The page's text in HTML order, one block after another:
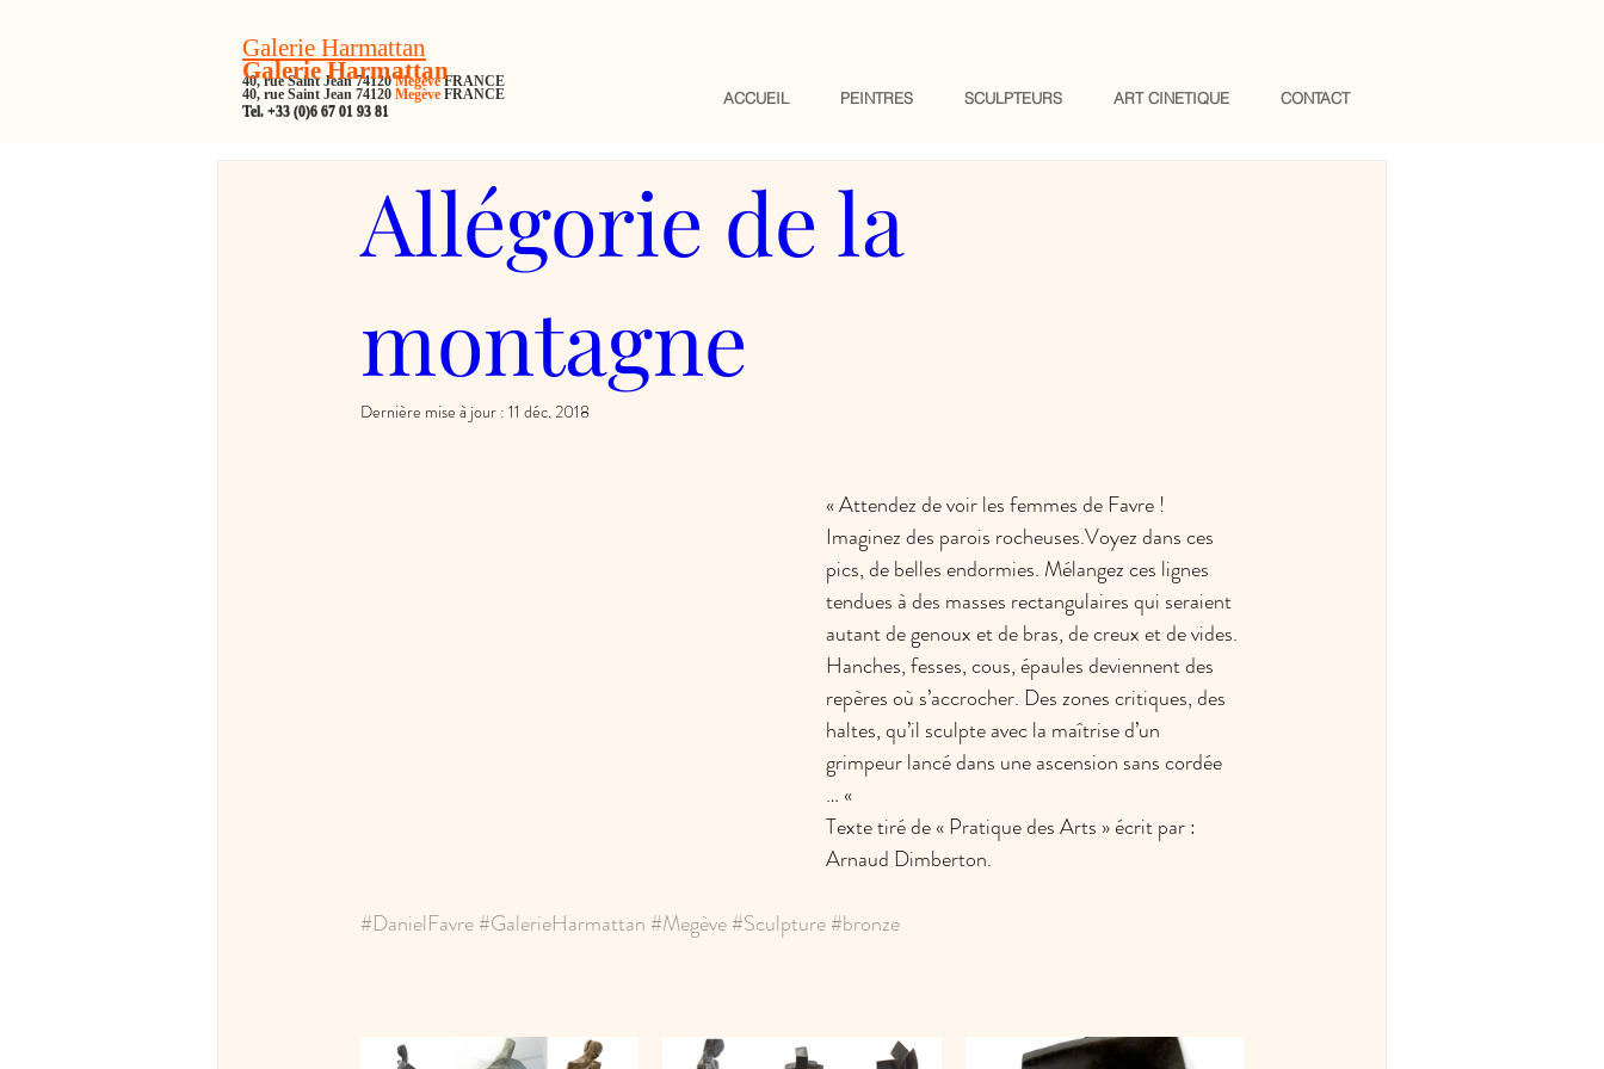
Galerie Harmattan
40, rue Saint Jean 74120 Megève FRANCE
Tel. +33 (0)6 67 01 93 81
ACCUEIL PEINTRES SCULPTEURS ART CINETIQUE CONTACT
Galerie Harmattan
40, rue Saint Jean 74120MegèveFRANCE
Tel. +33 (0)6 67 01 93 81
Allégorie de la
montagne
Dernière mise à jour : 11 déc. 2018
« Attendez de voir les femmes de Favre !
Imaginez des parois rocheuses.Voyez dans ces
pics, de belles endormies. Mélangez ces lignes
tendues à des masses rectangulaires qui seraient
autant de genoux et de bras, de creux et de vides.
Hanches, fesses, cous, épaules deviennent des
repères où s’accrocher. Des zones critiques, des
haltes, qu’il sculpte avec la maîtrise d’un
grimpeur lancé dans une ascension sans cordée
… «
Texte tiré de « Pratique des Arts » écrit par :
Arnaud Dimberton.
#DanielFavre#GalerieHarmattan #Megève#Sculpture#bronze